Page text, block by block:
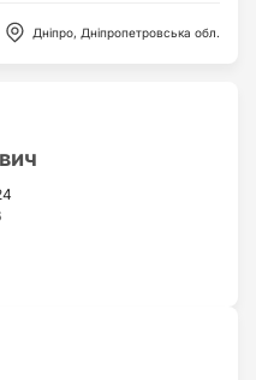
Дніпро, Дніпропетровська обл.